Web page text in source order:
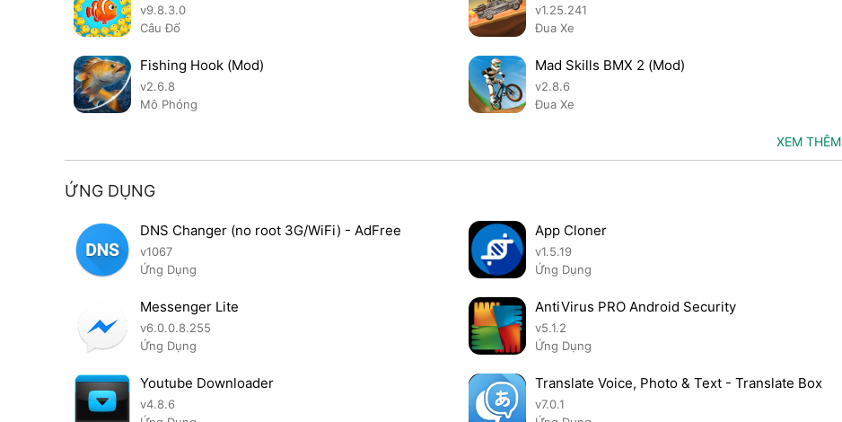
v9.8.3.0
Câu Đố
v1.25.241
Đua Xe
Fishing Hook (Mod)
v2.6.8
Mô Phỏng
Mad Skills BMX 2 (Mod)
v2.8.6
Đua Xe
XEM THÊM
ỨNG DỤNG
DNS Changer (no root 3G/WiFi) - AdFree
v1067
Ứng Dụng
App Cloner
v1.5.19
Ứng Dụng
Messenger Lite
v6.0.0.8.255
Ứng Dụng
AntiVirus PRO Android Security
v5.1.2
Ứng Dụng
Youtube Downloader
v4.8.6
Translate Voice, Photo & Text - Translate Box
v7.0.1